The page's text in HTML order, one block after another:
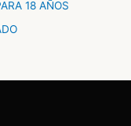
18 AÑOS